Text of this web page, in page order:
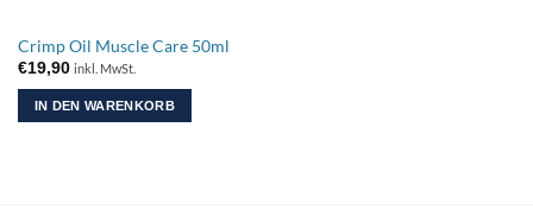
Crimp Oil Muscle Care 50ml
€19,90 inkl. MwSt.
IN DEN WARENKORB